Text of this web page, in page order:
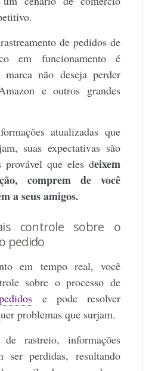
de pedidos de
em funcionamento é
não deseja perder
e outros grandes
atualizadas que
suas expectativas são
provável que eles deixem
comprem de você
a seus amigos.
controle sobre o
pedido
em tempo real, você
sobre o processo de
e pode resolver
problemas que surjam.
rastreio, informações
ser perdidas, resultando